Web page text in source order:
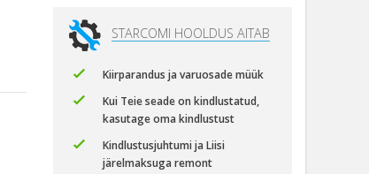
STARCOMI HOOLDUS AITAB
Kiirparandus ja varuosade müük
Kui Teie seade on kindlustatud,
kasutage oma kindlustust
Kindlustusjuhtumi ja Liisi
järelmaksuga remont